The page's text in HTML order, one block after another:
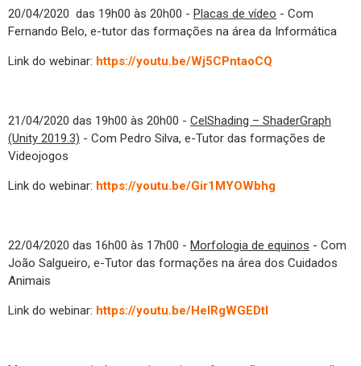
20/04/2020 das 19h00 às 20h00 - Placas de vídeo - Com
Fernando Belo, e-tutor das formações na área da Informática
Link do webinar: https://youtu.be/Wj5CPntaoCQ
21/04/2020 das 19h00 às 20h00 - CelShading – ShaderGraph
(Unity 2019.3) - Com Pedro Silva, e-Tutor das formações de
Videojogos
Link do webinar: https://youtu.be/Gir1MYOWbhg
22/04/2020 das 16h00 às 17h00 - Morfologia de equinos - Com
João Salgueiro, e-Tutor das formações na área dos Cuidados
Animais
Link do webinar: https://youtu.be/HeIRgWGEDtI